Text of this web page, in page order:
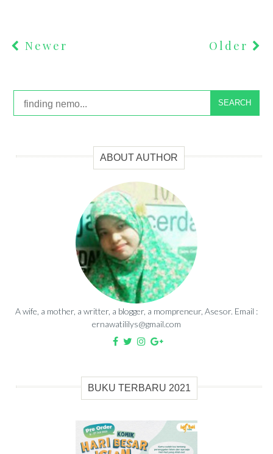
Newer Older
SEARCH
ABOUT AUTHOR
A wife, a mother, a writter, a blogger, a mompreneur, Asesor. Email :
ernawatililys@gmail.com
BUKU TERBARU 2021